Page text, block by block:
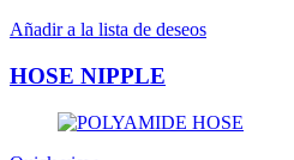
Añadir a la lista de deseos
HOSE NIPPLE